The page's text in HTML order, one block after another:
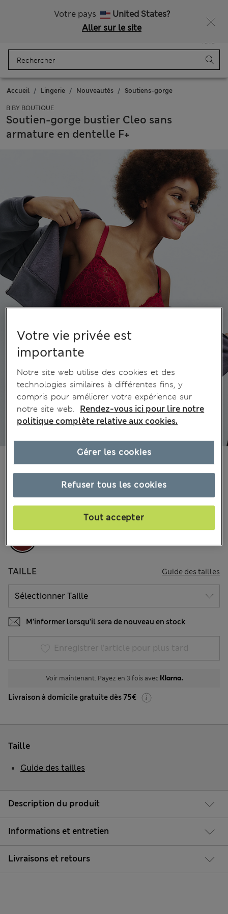
Votre pays
United States?
Aller sur le site
Panier
Accueil Lingerie Nouveautés Soutiens-gorge
B BY BOUTIQUE
Soutien-gorge bustier Cleo sans
armature en dentelle F+
13 les commentaires reçus
18.00 €
TAILLE Guide des tailles
M’informer lorsqu’il sera de nouveau en stock
Enregistrer l’article pour plus tard
Voir maintenant. Payez en 3 fois avec
Livraison à domicile gratuite dès 75€
Description du produit
Informations et entretien
Livraisons et retours
Taille
Guide des tailles
Votre vie privée est
importante
Notre site web utilise des cookies et des
technologies similaires à différentes fins, y
compris pour améliorer votre expérience sur
notre site web.
Rendez-vous ici pour lire notre
politique complète relative aux cookies.
Refuser tous les cookies
Tout accepter
Gérer les cookies